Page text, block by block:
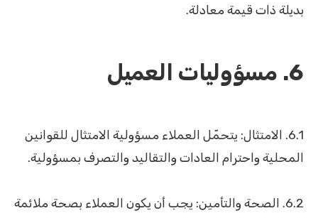
بديلة ذات قيمة معادلة.
6. مسؤوليات العميل
6.1. الامتثال: يتحمّل العملاء مسؤولية الامتثال للقوانين
المحلية واحترام العادات والتقاليد والتصرف بمسؤولية.
6.2. الصحة والتأمين: يجب أن يكون العملاء بصحة ملائمة